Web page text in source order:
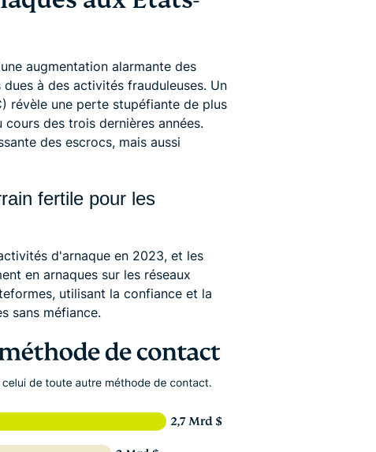
augmentation alarmante des
à des activités frauduleuses. Un
révèle une perte stupéfiante de plus
des trois dernières années.
des escrocs, mais aussi
fertile pour les
d'arnaque en 2023, et les
en arnaques sur les réseaux
utilisant la confiance et la
sans méfiance.